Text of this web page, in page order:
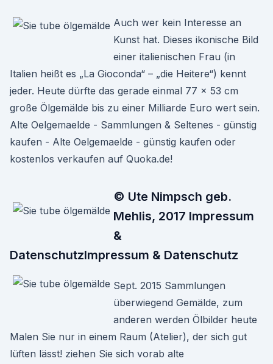
Auch wer kein Interesse an
Kunst hat. Dieses ikonische Bild
einer italienischen Frau (in
Italien heißt es „La Gioconda“ – „die Heitere“) kennt
jeder. Heute dürfte das gerade einmal 77 × 53 cm
große Ölgemälde bis zu einer Milliarde Euro wert sein.
Alte Oelgemaelde - Sammlungen & Seltenes - günstig
kaufen - Alte Oelgemaelde - günstig kaufen oder
kostenlos verkaufen auf Quoka.de!
© Ute Nimpsch geb.
Mehlis, 2017 Impressum
&
DatenschutzImpressum & Datenschutz
Sept. 2015 Sammlungen
überwiegend Gemälde, zum
anderen werden Ölbilder heute
Malen Sie nur in einem Raum (Atelier), der sich gut
lüften lässt! ziehen Sie sich vorab alte